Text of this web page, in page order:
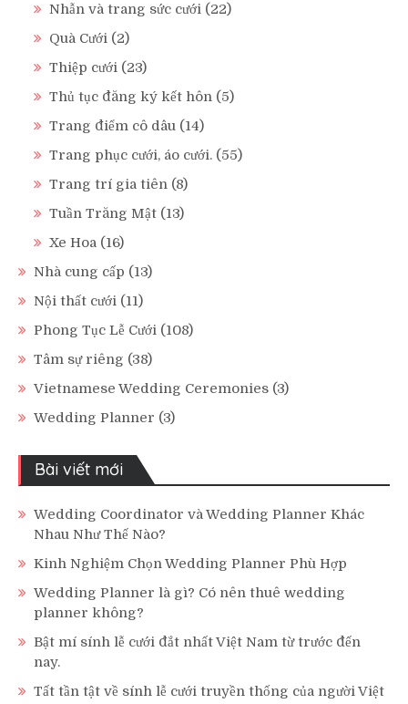
Nhẫn và trang sức cưới (22)
Quà Cưới (2)
Thiệp cưới (23)
Thủ tục đăng ký kết hôn (5)
Trang điểm cô dâu (14)
Trang phục cưới, áo cưới. (55)
Trang trí gia tiên (8)
Tuần Trăng Mật (13)
Xe Hoa (16)
Nhà cung cấp (13)
Nội thất cưới (11)
Phong Tục Lễ Cưới (108)
Tâm sự riêng (38)
Vietnamese Wedding Ceremonies (3)
Wedding Planner (3)
Bài viết mới
Wedding Coordinator và Wedding Planner Khác
Nhau Như Thế Nào?
Kinh Nghiệm Chọn Wedding Planner Phù Hợp
Wedding Planner là gì? Có nên thuê wedding
planner không?
Bật mí sính lễ cưới đắt nhất Việt Nam từ trước đến
nay.
Tất tần tật về sính lễ cưới truyền thống của người Việt